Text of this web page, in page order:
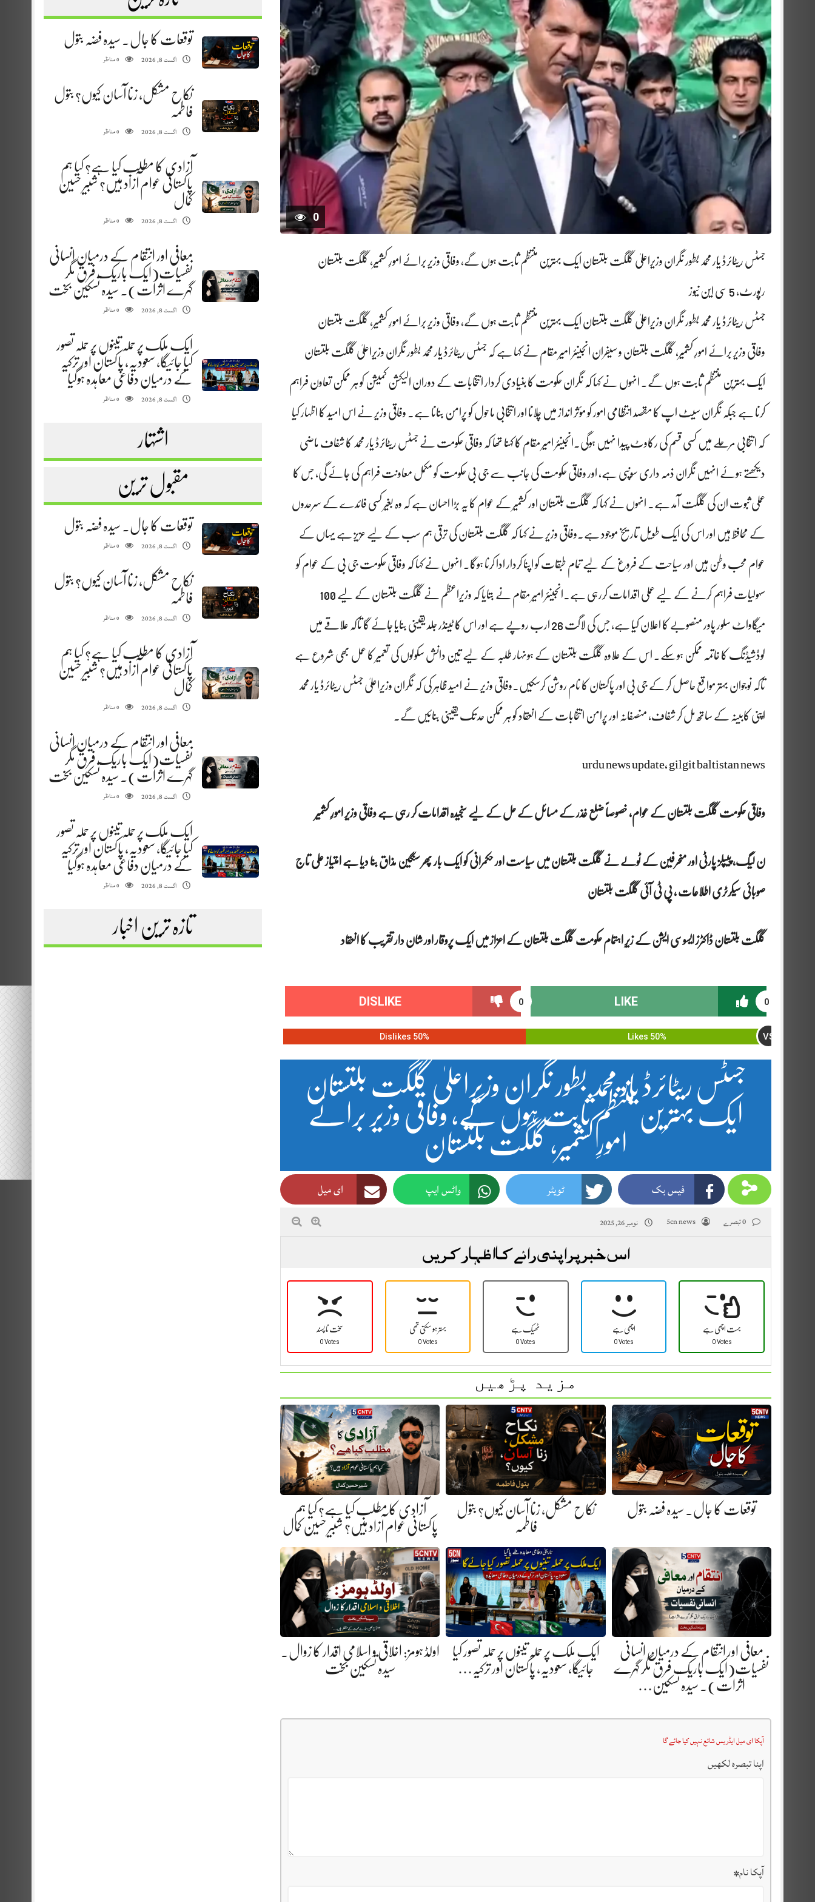
توقعات کا جال. سیدہ فضہ بتول
اگست 8, 2026
0مناظر
نکاح مشکل، زنا آسان کیوں؟ بتول
فاطمہ
اگست 8, 2026
0مناظر
آزادی کا مطلب کیا ہے؟ کیا ہم
پاکستانی عوام آزاد ہیں؟ شبیر حسین
کمال
اگست 8, 2026
0مناظر
معافی اور انتقام کے درمیان انسانی
نفسیات(ایک باریک فرق مگر
گہرے اثرات). سیدہ تسکین بخت
اگست 8, 2026
0مناظر
ایک ملک پر حملہ تینوں پر حملہ تصور
کیا جائیگا، سعودیہ، پاکستان اور ترکیہ
کے درمیان دفاعی معاہدہ ہوگیا
اگست 8, 2026
0مناظر
اشتہار
مقبول ترین
توقعات کا جال. سیدہ فضہ بتول
اگست 8, 2026
0مناظر
نکاح مشکل، زنا آسان کیوں؟ بتول
فاطمہ
اگست 8, 2026
0مناظر
آزادی کا مطلب کیا ہے؟ کیا ہم
پاکستانی عوام آزاد ہیں؟ شبیر حسین
کمال
اگست 8, 2026
0مناظر
معافی اور انتقام کے درمیان انسانی
نفسیات(ایک باریک فرق مگر
گہرے اثرات). سیدہ تسکین بخت
اگست 8, 2026
0مناظر
ایک ملک پر حملہ تینوں پر حملہ تصور
کیا جائیگا، سعودیہ، پاکستان اور ترکیہ
کے درمیان دفاعی معاہدہ ہوگیا
اگست 8, 2026
0مناظر
تازہ ترین اخبار
0
جسٹس ریٹائرڈ یار محمد بطور نگران وزیراعلیٰ گلگت بلتستان ایک بہترین منتظم ثابت ہوں گے، وفاقی وزیر برائے امورِ کشمیر، گلگت بلتستان
رپورٹ، 5 سی این نیوز
جسٹس ریٹائرڈ یار محمد بطور نگران وزیراعلیٰ گلگت بلتستان ایک بہترین منتظم ثابت ہوں گے، وفاقی وزیر برائے امورِ کشمیر، گلگت بلتستان
وفاقی وزیر برائے امورِ کشمیر، گلگت بلتستان و سیفران انجینئر امیر مقام نے کہا ہے کہ جسٹس ریٹائرڈ یار محمد بطور نگران وزیراعلیٰ گلگت بلتستان
ایک بہترین منتظم ثابت ہوں گے۔ انہوں نے کہا کہ نگران حکومت کا بنیادی کردار انتخابات کے دوران الیکشن کمیشن کو ہر ممکن تعاون فراہم
کرنا ہے جبکہ نگران سیٹ اپ کا مقصد انتظامی امور کو مؤثر انداز میں چلانا اور انتخابی ماحول کو پرامن بنانا ہے۔ وفاقی وزیر نے اس امید کا اظہار کیا
کہ انتخابی مرحلے میں کسی قسم کی رکاوٹ پیدا نہیں ہوگی۔انجینئر امیر مقام کا کہنا تھا کہ وفاقی حکومت نے جسٹس ریٹائرڈ یار محمد کا شفاف ماضی
دیکھتے ہوئے انہیں نگران ذمہ داری سونپی ہے، اور وفاقی حکومت کی جانب سے جی بی حکومت کو مکمل معاونت فراہم کی جائے گی، جس کا
عملی ثبوت ان کی گلگت آمد ہے۔ انہوں نے کہا کہ گلگت بلتستان اور کشمیر کے عوام کا یہ بڑا احسان ہے کہ وہ بغیر کسی فائدے کے سرحدوں
کے محافظ ہیں اور اس کی ایک طویل تاریخ موجود ہے۔وفاقی وزیر نے کہا کہ گلگت بلتستان کی ترقی ہم سب کے لیے عزیز ہے یہاں کے
عوام محب وطن ہیں اور سیاحت کے فروغ کے لیے تمام طبقات کو اپنا کردار ادا کرنا ہوگا۔ انہوں نے کہا کہ وفاقی حکومت جی بی کے عوام کو
سہولیات فراہم کرنے کے لیے عملی اقدامات کررہی ہے۔انجینئر امیر مقام نے بتایا کہ وزیراعظم نے گلگت بلتستان کے لیے 100
میگاواٹ سلور پاور منصوبے کا اعلان کیا ہے، جس کی لاگت 26 ارب روپے ہے اور اس کا ٹینڈر جلد یقینی بنایا جائے گا تاکہ علاقے میں
لوڈشیڈنگ کا خاتمہ ممکن ہوسکے۔ اس کے علاوہ گلگت بلتستان کے ہونہار طلبہ کے لیے تین دانش سکولوں کی تعمیر کا عمل بھی شروع ہے
تاکہ نوجوان بہتر مواقع حاصل کر کے جی بی اور پاکستان کا نام روشن کرسکیں۔وفاقی وزیر نے امید ظاہر کی کہ نگران وزیراعلیٰ جسٹس ریٹائرڈ یار محمد
اپنی کابینہ کے ساتھ مل کر شفاف، منصفانہ اور پرامن انتخابات کے انعقاد کو ہر ممکن حد تک یقینی بنائیں گے۔
urdu news update, gilgit baltistan news
وفاقی حکومت گلگت بلتستان کے عوام، خصوصاً ضلع غذر کے مسائل کے حل کے لیے سنجیدہ اقدامات کر رہی ہے وفاقی وزیر امورِ کشمیر
ن لیگ، پیپلز پارٹی اور منحرفین کے ٹولے نے گلگت بلتستان میں سیاست اور حکمرانی کو ایک بار پھر سنگین مذاق بنا دیا ہے امتیاز علی تاج
صوبائی سیکرٹری اطلاعات ، پی ٹی آئی گلگت بلتستان
گلگت بلتستان ڈاکٹرز ایسوسی ایشن کے زیرِ اہتمام حکومت گلگت بلتستان کے اعزاز میں ایک پروقار اور شان دار تقریب کا انعقاد
0
LIKE
0
DISLIKE
50% Likes VS
50% Dislikes
جسٹس ریٹائرڈ یار محمد بطور نگران وزیراعلیٰ گلگت بلتستان
ایک بہترین منتظم ثابت ہوں گے، وفاقی وزیر برائے
امورِ کشمیر، گلگت بلتستان
فیس بک ٹویٹر واٹس ایپ ای میل
5cn news نومبر 26, 2025
اس خبر پر اپنی رائے کا اظہار کریں
سخت نا پسند
0 Votes
بہتر ہو سکتی تھی
0 Votes
ٹھیک ہے
0 Votes
اچھی ہے
0 Votes
بہت اچھی ہے
0 Votes
مزید پڑھیں
توقعات کا جال. سیدہ فضہ بتول
نکاح مشکل، زنا آسان کیوں؟ بتول
فاطمہ
آزادی کا مطلب کیا ہے؟ کیا ہم
پاکستانی عوام آزاد ہیں؟ شبیر حسین کمال
معافی اور انتقام کے درمیان انسانی
نفسیات(ایک باریک فرق مگر گہرے
اثرات). سیدہ تسکین…
ایک ملک پر حملہ تینوں پر حملہ تصور کیا
جائیگا، سعودیہ، پاکستان اور ترکیہ…
اولڈ ہومز: اخلاقی و اسلامی اقدار کا زوال.
سیدہ تسکین بخت
آپکا ای میل ایڈریس شائع نہیں کیا جائے گا
اپنا تبصرہ لکھیں
آپکا نام*